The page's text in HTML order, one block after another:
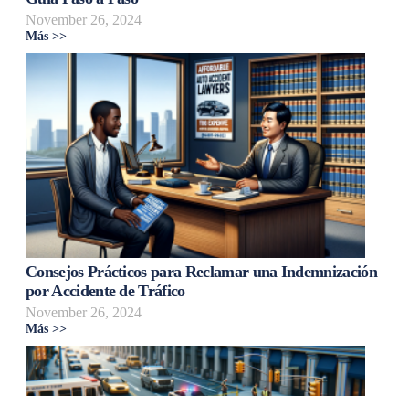
November 26, 2024
Más >>
Consejos Prácticos para Reclamar una Indemnización
por Accidente de Tráfico
November 26, 2024
Más >>